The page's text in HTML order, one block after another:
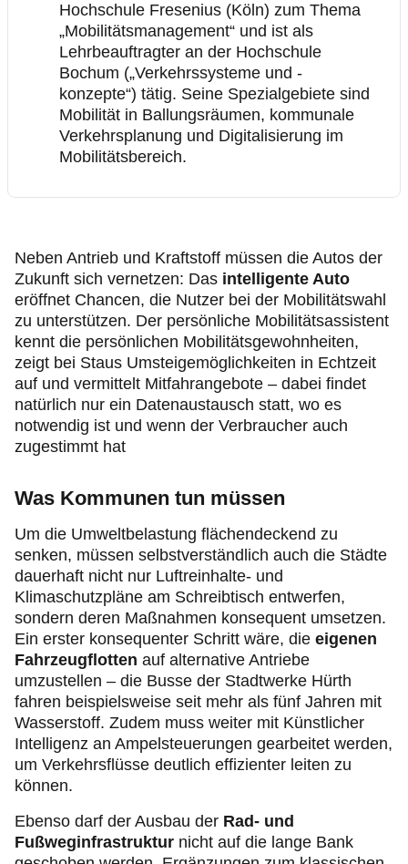
Hochschule Fresenius (Köln) zum Thema
„Mobilitätsmanagement“ und ist als
Lehrbeauftragter an der Hochschule
Bochum („Verkehrssysteme und -
konzepte“) tätig. Seine Spezialgebiete sind
Mobilität in Ballungsräumen, kommunale
Verkehrsplanung und Digitalisierung im
Mobilitätsbereich.
Neben Antrieb und Kraftstoff müssen die Autos der
Zukunft sich vernetzen: Das intelligente Auto
eröffnet Chancen, die Nutzer bei der Mobilitätswahl
zu unterstützen. Der persönliche Mobilitätsassistent
kennt die persönlichen Mobilitätsgewohnheiten,
zeigt bei Staus Umsteigemöglichkeiten in Echtzeit
auf und vermittelt Mitfahrangebote – dabei findet
natürlich nur ein Datenaustausch statt, wo es
notwendig ist und wenn der Verbraucher auch
zugestimmt hat
Was Kommunen tun müssen
Um die Umweltbelastung flächendeckend zu
senken, müssen selbstverständlich auch die Städte
dauerhaft nicht nur Luftreinhalte- und
Klimaschutzpläne am Schreibtisch entwerfen,
sondern deren Maßnahmen konsequent umsetzen.
Ein erster konsequenter Schritt wäre, die eigenen
Fahrzeugflotten auf alternative Antriebe
umzustellen – die Busse der Stadtwerke Hürth
fahren beispielsweise seit mehr als fünf Jahren mit
Wasserstoff. Zudem muss weiter mit Künstlicher
Intelligenz an Ampelsteuerungen gearbeitet werden,
um Verkehrsflüsse deutlich effizienter leiten zu
können.
Ebenso darf der Ausbau der Rad- und
Fußweginfrastruktur nicht auf die lange Bank